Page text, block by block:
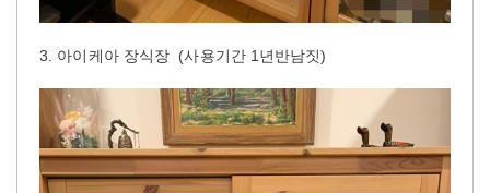
3. 아이케아 장식장 (사용기간 1년반남짓)